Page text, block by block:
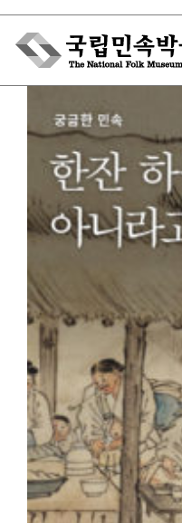
Skip
content
박물관에서는
민속이야기
원문보기 PDF
박물관 홈페이지